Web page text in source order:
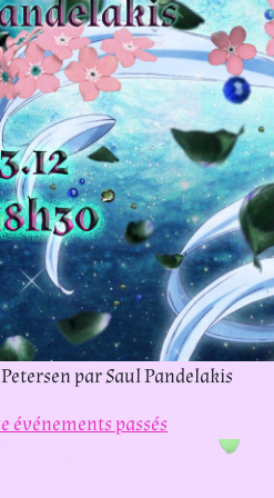
par Saul Pandelakis
événements passés